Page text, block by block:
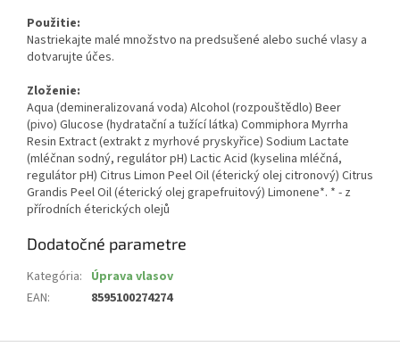
Použitie:
Nastriekajte malé množstvo na predsušené alebo suché vlasy a
dotvarujte účes.
Zloženie:
Aqua (demineralizovaná voda) Alcohol (rozpouštědlo) Beer
(pivo) Glucose (hydratační a tužící látka) Commiphora Myrrha
Resin Extract (extrakt z myrhové pryskyřice) Sodium Lactate
(mléčnan sodný, regulátor pH) Lactic Acid (kyselina mléčná,
regulátor pH) Citrus Limon Peel Oil (éterický olej citronový) Citrus
Grandis Peel Oil (éterický olej grapefruitový) Limonene*. * - z
přírodních éterických olejů
Dodatočné parametre
Kategória: Úprava vlasov
EAN: 8595100274274